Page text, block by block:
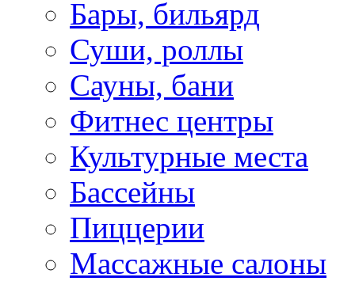
Бары, бильярд
Суши, роллы
Сауны, бани
Фитнес центры
Культурные места
Бассейны
Пиццерии
Массажные салоны